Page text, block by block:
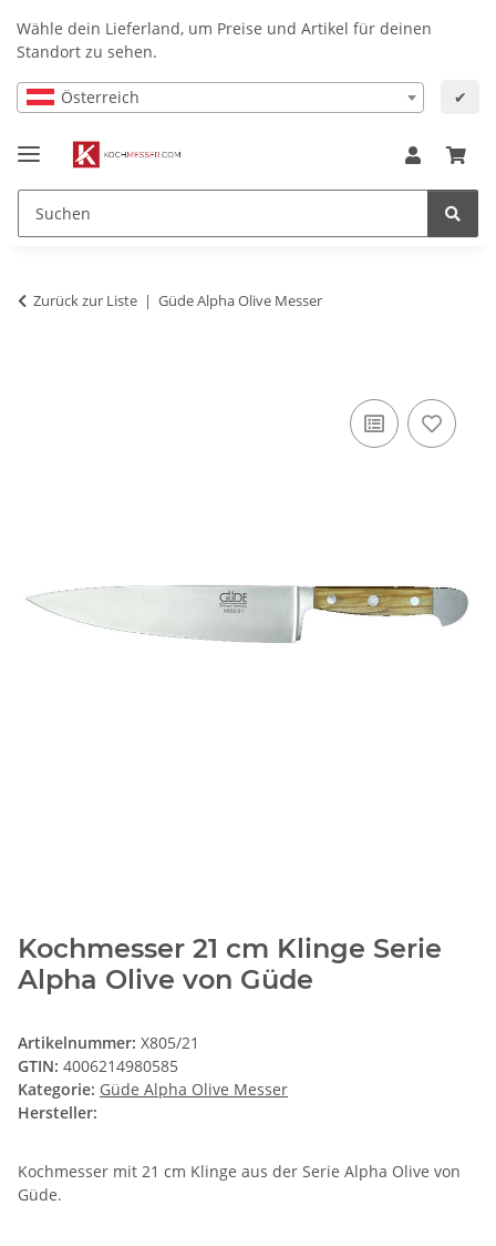
Wähle dein Lieferland, um Preise und Artikel für deinen
Standort zu sehen.
Österreich ✔
Zurück zur Liste Güde Alpha Olive Messer
Kochmesser 21 cm Klinge Serie
Alpha Olive von Güde
Artikelnummer: X805/21
GTIN: 4006214980585
Kategorie: Güde Alpha Olive Messer
Hersteller:
Kochmesser mit 21 cm Klinge aus der Serie Alpha Olive von
Güde.